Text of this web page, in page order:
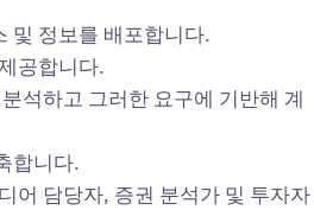
및 정보를 배포합니다.
공합니다.
석하고 그러한 요구에 기반해 계
합니다.
어 담당자, 증권 분석가 및 투자자